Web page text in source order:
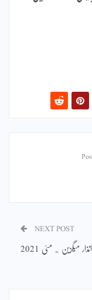
NEXT POST
انذار میگزین ۔ مئی 2021